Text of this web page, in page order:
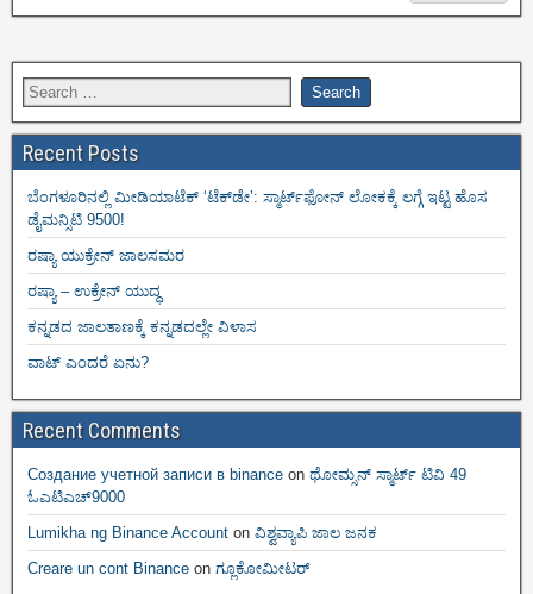
Recent Posts
ಬೆಂಗಳೂರಿನಲ್ಲಿ ಮೀಡಿಯಾಟೆಕ್‌ ‘ಟೆಕ್‌ಡೇ’: ಸ್ಮಾರ್ಟ್‌ಫೋನ್ ಲೋಕಕ್ಕೆ ಲಗ್ಗೆ ಇಟ್ಟ ಹೊಸ
ಡೈಮನ್ಸಿಟಿ 9500!
ರಷ್ಯಾ ಯುಕ್ರೇನ್ ಜಾಲಸಮರ
ರಷ್ಯಾ – ಉಕ್ರೇನ್ ಯುದ್ಧ
ಕನ್ನಡದ ಜಾಲತಾಣಕ್ಕೆ ಕನ್ನಡದಲ್ಲೇ ವಿಳಾಸ
ವಾಟ್ ಎಂದರೆ ಏನು?
Recent Comments
Создание учетной записи в binance on ಥೋಮ್ಸನ್ ಸ್ಮಾರ್ಟ್‌ ಟಿವಿ 49
ಓಎಟಿಎಚ್9000
Lumikha ng Binance Account on ವಿಶ್ವವ್ಯಾಪಿ ಜಾಲ ಜನಕ
Creare un cont Binance on ಗ್ಲೂಕೋಮೀಟರ್